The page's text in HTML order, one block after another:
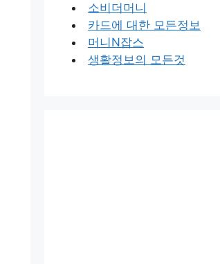
소비더머니
카드에 대한 모든정보
머니N잡스
생활정보의 모든것